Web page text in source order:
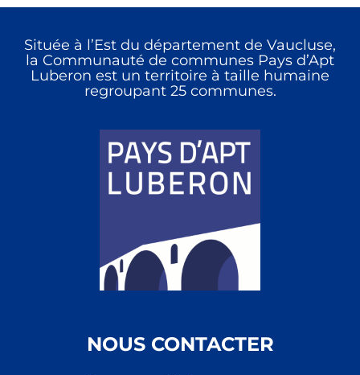
Située à l’Est du département de Vaucluse,
la Communauté de communes Pays d’Apt
Luberon est un territoire à taille humaine
regroupant 25 communes.
NOUS CONTACTER